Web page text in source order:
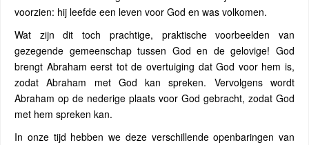
voorzien: hij leefde een leven voor God en was volkomen.
Wat zijn dit toch prachtige, praktische voorbeelden van
gezegende gemeenschap tussen God en de gelovige! God
brengt Abraham eerst tot de overtuiging dat God voor hem is,
zodat Abraham met God kan spreken. Vervolgens wordt
Abraham op de nederige plaats voor God gebracht, zodat God
met hem spreken kan.
In onze tijd hebben we deze verschillende openbaringen van